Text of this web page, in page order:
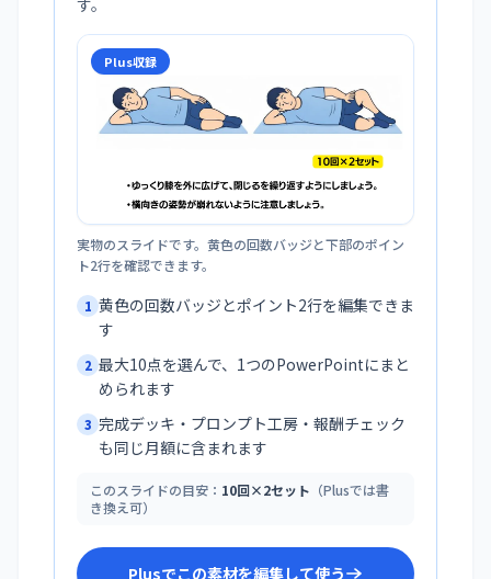
す。
Plus収録
実物のスライドです。黄色の回数バッジと下部のポイン
ト2行を確認できます。
1 黄色の回数バッジとポイント2行を編集できま
す
2 最大10点を選んで、1つのPowerPointにまと
められます
3 完成デッキ・プロンプト工房・報酬チェック
も同じ月額に含まれます
このスライドの目安： 10回×2セット （Plusでは書
き換え可）
Plusでこの素材を編集して使う